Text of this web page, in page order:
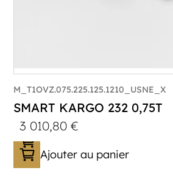
M_T1OVZ.075.225.125.1210_USNE_X
SMART KARGO 232 0,75T
3 010,80€
Ajouter au panier